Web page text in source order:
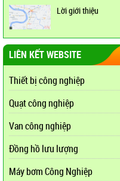
Lời giới thiệu
LIÊN KẾT WEBSITE
Thiết bị công nghiệp
Quạt công nghiệp
Van công nghiệp
Đồng hồ lưu lượng
Máy bơm Công Nghiệp